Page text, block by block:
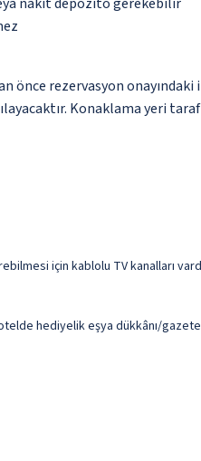
önce rezervasyon
Konaklama yeri
için kablolu TV kanalları
hediyelik eşya dükkânı/gazete